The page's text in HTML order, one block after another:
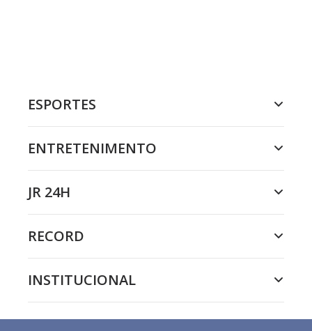
ESPORTES
ENTRETENIMENTO
JR 24H
RECORD
INSTITUCIONAL